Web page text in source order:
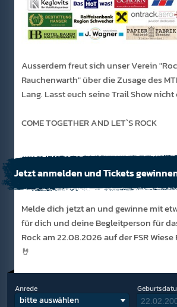
Ausserdem freut sich unser Verein
Rauchenwarth" über die Zusage des
Lang. Lasst euch seine Trail Show
COME TOGETHER AND LET`S ROCK
Jetzt anmelden und Tickets
Melde dich jetzt an und gewinne mit
für dich und deine Begleitperson für
Rock am 22.08.2026 auf der FSR
🤘
Anrede
bitte auswählen